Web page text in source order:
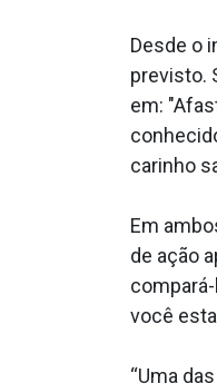
Desde o
previsto.
em:
carinho
Em
de ação
você
“Uma